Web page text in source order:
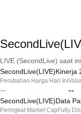
LIVE (SecondLive) saat
SecondLive(LIVE)Kinerja
Perubahan Harga Hari Ini
-- --
SecondLive(LIVE)Data
Peringkat Market Cap Fully